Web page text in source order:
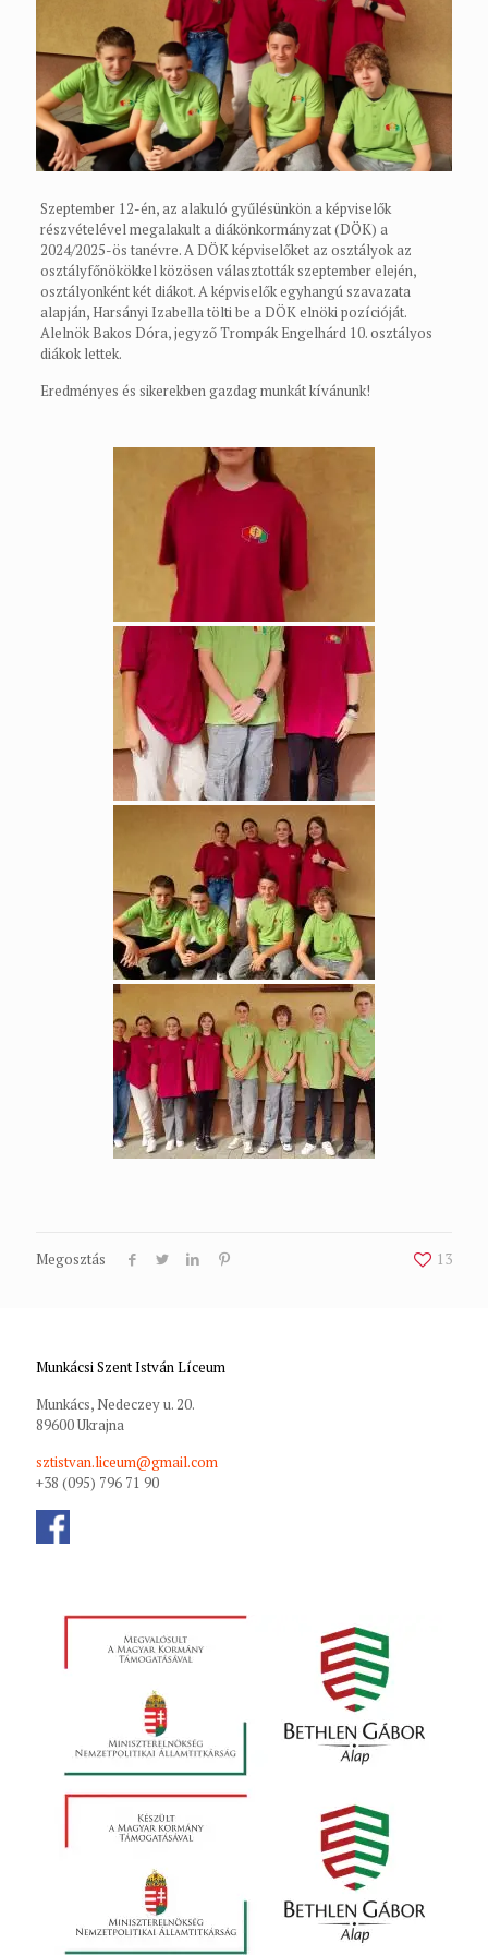
Szeptember 12-én, az alakuló gyűlésünkön a képviselők
részvételével megalakult a diákönkormányzat (DÖK) a
2024/2025-ös tanévre. A DÖK képviselőket az osztályok az
osztályfőnökökkel közösen választották szeptember elején,
osztályonként két diákot. A képviselők egyhangú szavazata
alapján, Harsányi Izabella tölti be a DÖK elnöki pozícióját.
Alelnök Bakos Dóra, jegyző Trompák Engelhárd 10. osztályos
diákok lettek.
Eredményes és sikerekben gazdag munkát kívánunk!
Megosztás 13
Munkácsi Szent István Líceum
Munkács, Nedeczey u. 20.
89600 Ukrajna
sztistvan.liceum@gmail.com
+38 (095) 796 71 90